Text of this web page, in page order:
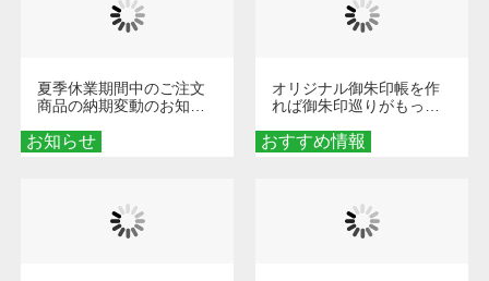
お知らせ
夏季休業期間中のご注文
商品の納期変動のお知ら
おすすめ情報
オリジナル御朱印帳を作
れば御朱印巡りがもっと
ダーメイドする魅力と選
び方